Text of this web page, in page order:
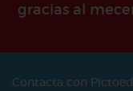
gracias al
Contacta con